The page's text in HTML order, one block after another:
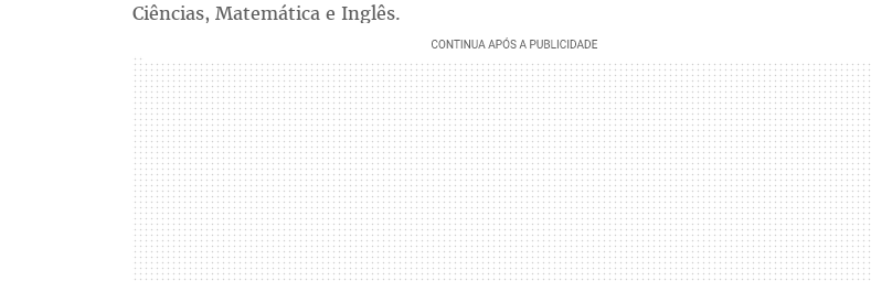
Ciências, Matemática e Inglês.